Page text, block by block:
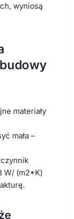
wyniosą
materiały
mała –
W/ (m2*K)